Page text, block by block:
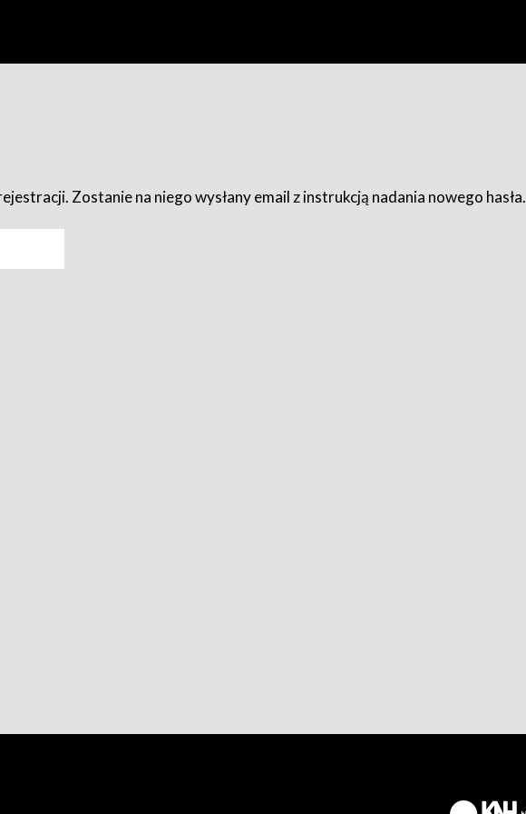
Zostanie na niego wysłany email z instrukcją nadania nowego hasła.